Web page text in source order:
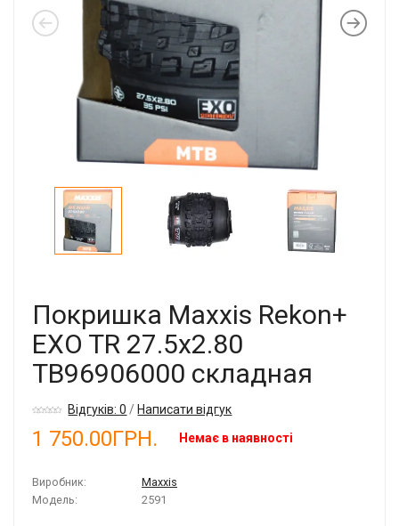
Покришка Maxxis Rekon+
EXO TR 27.5x2.80
TB96906000 складная
Відгуків: 0 /Написати відгук
1 750.00ГРН. Немає в наявності
Виробник:
Maxxis
Модель:
2591